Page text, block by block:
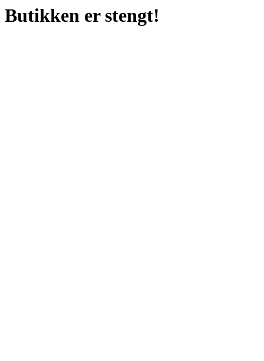
Butikken er stengt!